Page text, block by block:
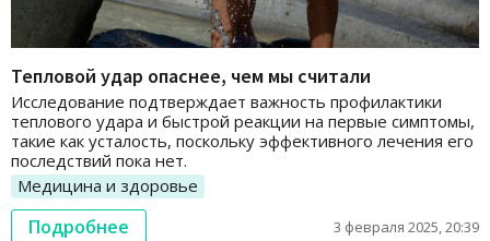
Тепловой удар опаснее, чем мы считали
Исследование подтверждает важность профилактики
теплового удара и быстрой реакции на первые симптомы,
такие как усталость, поскольку эффективного лечения его
последствий пока нет.
Медицина и здоровье
Подробнее 3 февраля 2025, 20:39